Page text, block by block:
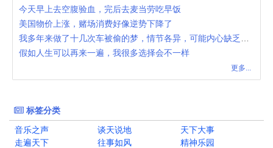
今天早上去空腹验血，完后去麦当劳吃早饭
美国物价上涨，赌场消费好像逆势下降了
假如人生可以再来一遍，我很多选择会不一样
更多...
标签分类
音乐之声
谈天说地
天下大事
走遍天下
往事如风
精神乐园